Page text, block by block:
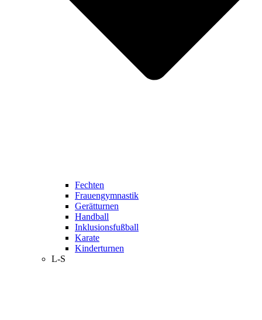
Fechten
Frauengymnastik
Gerätturnen
Handball
Inklusionsfußball
Karate
Kinderturnen
L-S